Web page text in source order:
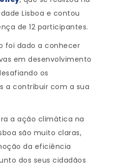
Lisboa e contou
de 12 participantes.
foi dado a conhecer
em desenvolvimento
os
a contribuir com a sua
a ação climática na
são muito claras,
da eficiência
dos seus cidadãos